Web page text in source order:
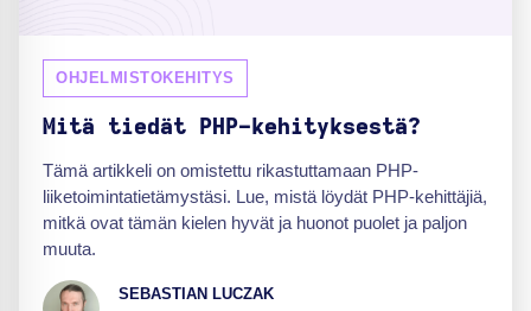
OHJELMISTOKEHITYS
Mitä tiedät PHP-kehityksestä?
Tämä artikkeli on omistettu rikastuttamaan PHP-
liiketoimintatietämystäsi. Lue, mistä löydät PHP-kehittäjiä,
mitkä ovat tämän kielen hyvät ja huonot puolet ja paljon
muuta.
SEBASTIAN LUCZAK